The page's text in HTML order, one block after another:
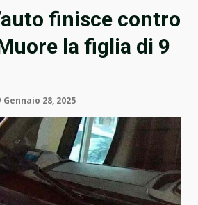
finisce contro
la figlia di 9
Gennaio 28, 2025